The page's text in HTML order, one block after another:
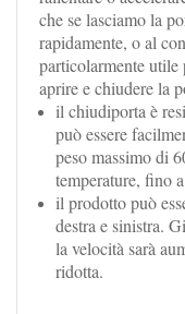
che se lasciamo la
rapidamente, o al
particolarmente
aprire e chiudere la
il chiudiporta è
può essere
peso massimo di
temperature, fino
il prodotto può
destra e sinistra.
la velocità sarà
ridotta.